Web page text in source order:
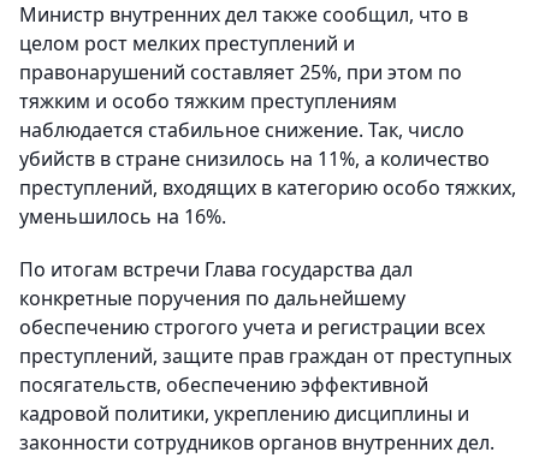
Министр внутренних дел также сообщил, что в
целом рост мелких преступлений и
правонарушений составляет 25%, при этом по
тяжким и особо тяжким преступлениям
наблюдается стабильное снижение. Так, число
убийств в стране снизилось на 11%, а количество
преступлений, входящих в категорию особо тяжких,
уменьшилось на 16%.
По итогам встречи Глава государства дал
конкретные поручения по дальнейшему
обеспечению строгого учета и регистрации всех
преступлений, защите прав граждан от преступных
посягательств, обеспечению эффективной
кадровой политики, укреплению дисциплины и
законности сотрудников органов внутренних дел.